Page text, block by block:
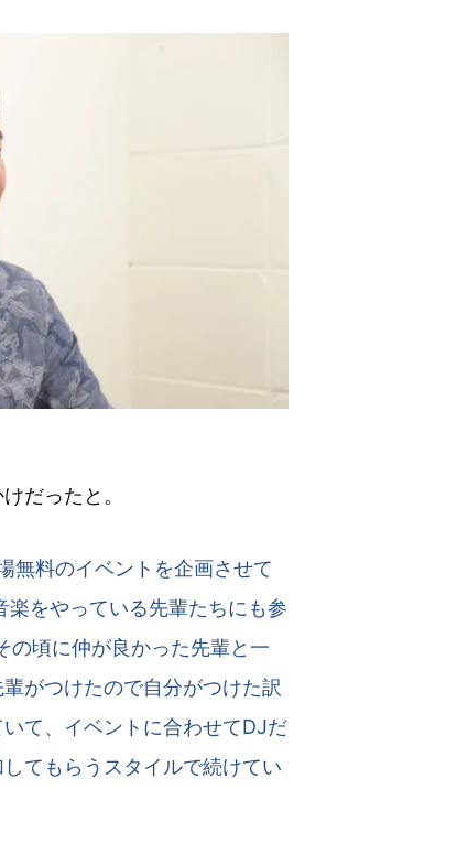
だったと。
無料のイベントを企画させて
をやっている先輩たちにも参
頃に仲が良かった先輩と一
がつけたので自分がつけた訳
て、イベントに合わせてDJだ
てもらうスタイルで続けてい